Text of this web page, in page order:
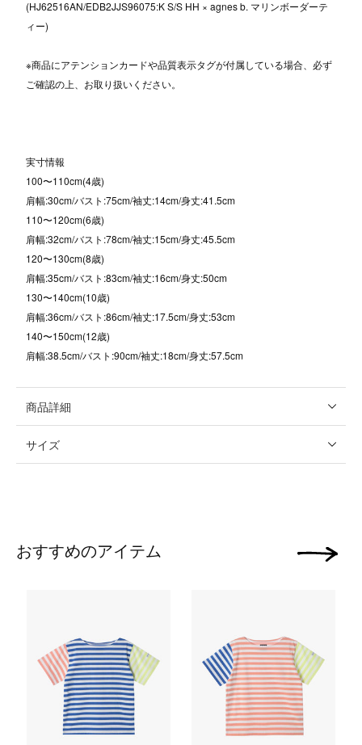
(HJ62516AN/EDB2JJS96075:K S/S HH × agnes b. マリンボーダーテ
ィー)
※商品にアテンションカードや品質表示タグが付属している場合、必ず
ご確認の上、お取り扱いください。
実寸情報
100〜110cm(4歳)
肩幅:30cm/バスト:75cm/袖丈:14cm/身丈:41.5cm
110〜120cm(6歳)
肩幅:32cm/バスト:78cm/袖丈:15cm/身丈:45.5cm
120〜130cm(8歳)
肩幅:35cm/バスト:83cm/袖丈:16cm/身丈:50cm
130〜140cm(10歳)
肩幅:36cm/バスト:86cm/袖丈:17.5cm/身丈:53cm
140〜150cm(12歳)
肩幅:38.5cm/バスト:90cm/袖丈:18cm/身丈:57.5cm
商品詳細
サイズ
おすすめのアイテム 次の画像